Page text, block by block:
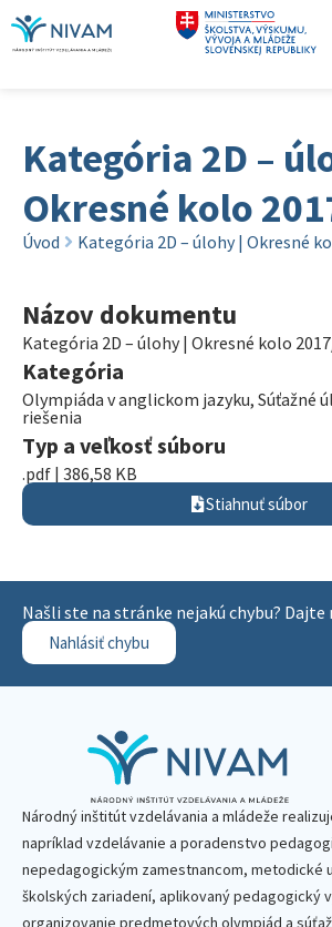
Kategória 2D –
Okresné kolo
Úvod Kategória 2D – úlohy | Okresné
Názov dokumentu
Kategória 2D – úlohy | Okresné kolo
Kategória
Olympiáda v anglickom jazyku, Súťažné
riešenia
Typ a veľkosť súboru
.pdf | 386,58 KB
Stiahnuť súbor
Našli ste na stránke nejakú chybu? Dajte
Nahlásiť chybu
Národný inštitút vzdelávania a mládeže
napríklad vzdelávanie a poradenstvo
nepedagogickým zamestnancom, metodické
školských zariadení, aplikovaný pedagogický
organizovanie predmetových olympiád a